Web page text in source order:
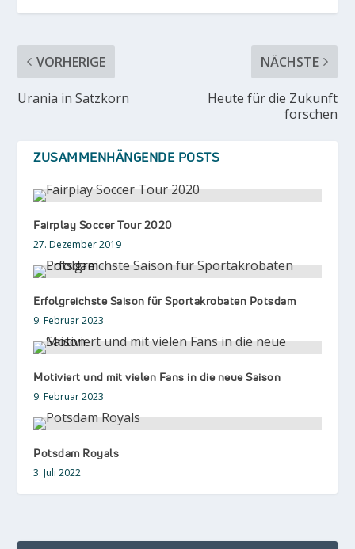
VORHERIGE
Urania in Satzkorn
NÄCHSTE
Heute für die Zukunft
forschen
ZUSAMMENHÄNGENDE POSTS
Fairplay Soccer Tour 2020
27. Dezember 2019
Erfolgreichste Saison für Sportakrobaten Potsdam
9. Februar 2023
Motiviert und mit vielen Fans in die neue Saison
9. Februar 2023
Potsdam Royals
3. Juli 2022